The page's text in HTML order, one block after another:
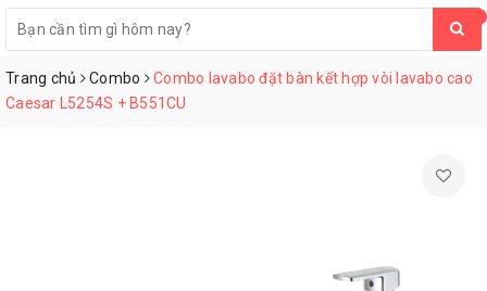
Trang chủ Combo
Combo lavabo đặt bàn kết hợp vòi lavabo cao
Caesar L5254S + B551CU